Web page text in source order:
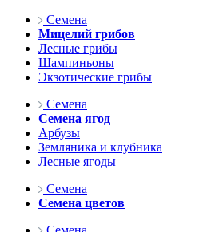
Семена
Мицелий грибов
Лесные грибы
Шампиньоны
Экзотические грибы
Семена
Семена ягод
Арбузы
Земляника и клубника
Лесные ягоды
Семена
Семена цветов